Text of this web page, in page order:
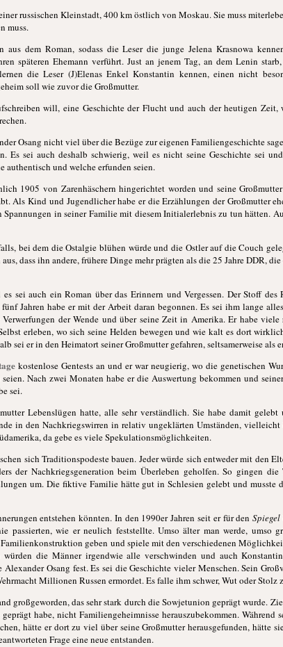
russischen Kleinstadt, 400 km östlich von Moskau. Sie muss
muss.
aus dem Roman, sodass die Leser die junge Jelena Krasnowa
späteren Ehemann verführt. Just an jenem Tag, an dem Lenin
die Leser (J)Elenas Enkel Konstantin kennen, einen nicht
soll wie zuvor die Großmutter.
will, eine Geschichte der Flucht und auch der heutigen
Osang nicht viel über die Bezüge zur eigenen Familiengeschichte
Es sei auch deshalb schwierig, weil es nicht seine Geschichte sei
authentisch und welche erfunden seien.
1905 von Zarenhäschern hingerichtet worden und seine
Als Kind und Jugendlicher habe er die Erzählungen der Großmutter
Spannungen in seiner Familie mit diesem Initialerlebnis zu tun hätten.
bei dem die Ostalgie blühen würde und die Ostler auf die Couch
dass ihn andere, frühere Dinge mehr prägten als die 25 Jahre DDR,
sei auch ein Roman über das Erinnern und Vergessen. Der Stoff des
Jahren habe er mit der Arbeit daran begonnen. Es sei ihm lange
der Wende und über seine Zeit in Amerika. Er habe viele
erleben, wo sich seine Helden bewegen und wie kalt es dort
sei er in den Heimatort seiner Großmutter gefahren, seltsamerweise als
kostenlose Gentests an und er war neugierig, wo die genetischen
Nach zwei Monaten habe er die Auswertung bekommen und
sei.
Lebenslügen hatte, alle sehr verständlich. Sie habe damit
in den Nachkriegswirren in relativ ungeklärten Umständen,
da gebe es viele Spekulationsmöglichkeiten.
sich Traditionspodeste bauen. Jeder würde sich entweder mit den
der Nachkriegsgeneration beim Überleben geholfen. So gingen
um. Die fiktive Familie hätte gut in Schlesien gelebt und musste
entstehen könnten. In den 1990er Jahren seit er für denSpiegel
passierten, wie er neulich feststellte. Umso älter man werde, umso
geben und spiele mit den verschiedenen
die Männer irgendwie alle verschwinden und auch
Osang fest. Es sei die Geschichte vieler Menschen. Sein
Millionen Russen ermordet. Es falle ihm schwer, Wut oder Stolz
großgeworden, das sehr stark durch die Sowjetunion geprägt wurde.
habe, nicht Familiengeheimnisse herauszubekommen. Während
hätte er dort zu viel über seine Großmutter herausgefunden, hätte
Frage eine neue entstanden.